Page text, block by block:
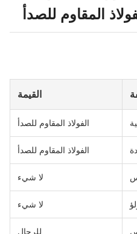
المقاوم للصدأ
القيمة
الفولاذ المقاوم للصدأ
الفولاذ المقاوم للصدأ
لا شيء
لا شيء
للرجال